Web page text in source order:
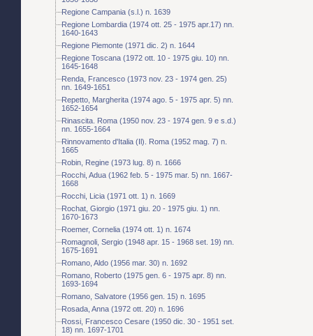
Regione Campania (s.l.) n. 1639
Regione Lombardia (1974 ott. 25 - 1975 apr.17) nn.
1640-1643
Regione Piemonte (1971 dic. 2) n. 1644
Regione Toscana (1972 ott. 10 - 1975 giu. 10) nn.
1645-1648
Renda, Francesco (1973 nov. 23 - 1974 gen. 25)
nn. 1649-1651
Repetto, Margherita (1974 ago. 5 - 1975 apr. 5) nn.
1652-1654
Rinascita. Roma (1950 nov. 23 - 1974 gen. 9 e s.d.)
nn. 1655-1664
Rinnovamento d'Italia (Il). Roma (1952 mag. 7) n.
1665
Robin, Regine (1973 lug. 8) n. 1666
Rocchi, Adua (1962 feb. 5 - 1975 mar. 5) nn. 1667-
1668
Rocchi, Licia (1971 ott. 1) n. 1669
Rochat, Giorgio (1971 giu. 20 - 1975 giu. 1) nn.
1670-1673
Roemer, Cornelia (1974 ott. 1) n. 1674
Romagnoli, Sergio (1948 apr. 15 - 1968 set. 19) nn.
1675-1691
Romano, Aldo (1956 mar. 30) n. 1692
Romano, Roberto (1975 gen. 6 - 1975 apr. 8) nn.
1693-1694
Romano, Salvatore (1956 gen. 15) n. 1695
Rosada, Anna (1972 ott. 20) n. 1696
Rossi, Francesco Cesare (1950 dic. 30 - 1951 set.
18) nn. 1697-1701